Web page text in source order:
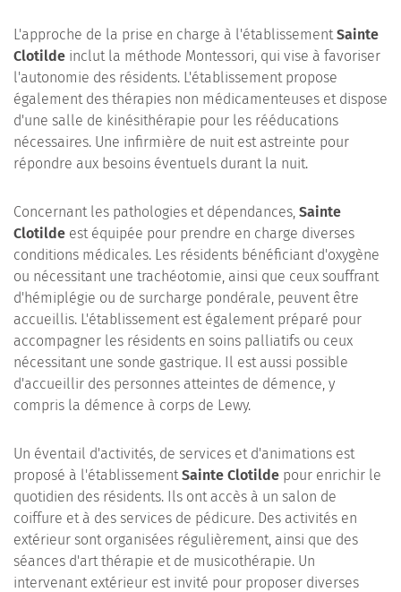
L'approche de la prise en charge à l'établissementSainte
Clotilde inclut la méthode Montessori, qui vise à favoriser
l'autonomie des résidents. L'établissement propose
également des thérapies non médicamenteuses et dispose
d'une salle de kinésithérapie pour les rééducations
nécessaires. Une infirmière de nuit est astreinte pour
répondre aux besoins éventuels durant la nuit.
Concernant les pathologies et dépendances, Sainte
Clotilde est équipée pour prendre en charge diverses
conditions médicales. Les résidents bénéficiant d'oxygène
ou nécessitant une trachéotomie, ainsi que ceux souffrant
d'hémiplégie ou de surcharge pondérale, peuvent être
accueillis. L'établissement est également préparé pour
accompagner les résidents en soins palliatifs ou ceux
nécessitant une sonde gastrique. Il est aussi possible
d'accueillir des personnes atteintes de démence, y
compris la démence à corps de Lewy.
Un éventail d'activités, de services et d'animations est
proposé à l'établissementSainte Clotilde pour enrichir le
quotidien des résidents. Ils ont accès à un salon de
coiffure et à des services de pédicure. Des activités en
extérieur sont organisées régulièrement, ainsi que des
séances d'art thérapie et de musicothérapie. Un
intervenant extérieur est invité pour proposer diverses